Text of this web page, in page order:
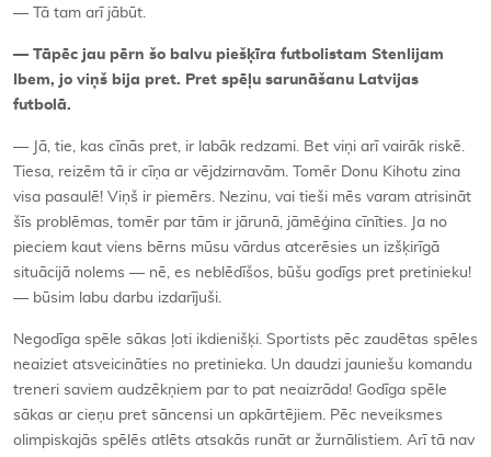
— Tā tam arī jābūt.
— Tāpēc jau pērn šo balvu piešķīra futbolistam Stenlijam
Ibem, jo viņš bija pret. Pret spēļu sarunāšanu Latvijas
futbolā.
— Jā, tie, kas cīnās pret, ir labāk redzami. Bet viņi arī vairāk riskē.
Tiesa, reizēm tā ir cīņa ar vējdzirnavām. Tomēr Donu Kihotu zina
visa pasaulē! Viņš ir piemērs. Nezinu, vai tieši mēs varam atrisināt
šīs problēmas, tomēr par tām ir jārunā, jāmēģina cīnīties. Ja no
pieciem kaut viens bērns mūsu vārdus atcerēsies un izšķirīgā
situācijā nolems — nē, es neblēdīšos, būšu godīgs pret pretinieku!
— būsim labu darbu izdarījuši.
Negodīga spēle sākas ļoti ikdienišķi. Sportists pēc zaudētas spēles
neaiziet atsveicināties no pretinieka. Un daudzi jauniešu komandu
treneri saviem audzēkņiem par to pat neaizrāda! Godīga spēle
sākas ar cieņu pret sāncensi un apkārtējiem. Pēc neveiksmes
olimpiskajās spēlēs atlēts atsakās runāt ar žurnālistiem. Arī tā nav